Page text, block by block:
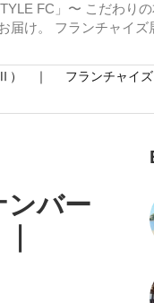
FC」〜 こだわり
け。 フランチャイ
） ｜ フランチャイ
ンバー